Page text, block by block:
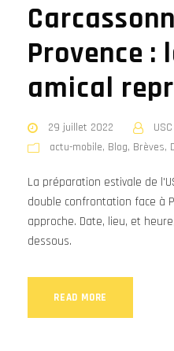
Provence :
amical
29 juillet 2022
actu-mobile, Blog, Brèves,
La préparation estivale de
double confrontation face à
approche. Date, lieu, et
dessous.
READ MORE